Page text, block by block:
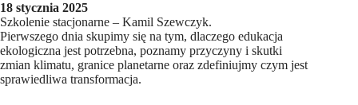
18 stycznia 2025
Szkolenie stacjonarne – Kamil Szewczyk.
Pierwszego dnia skupimy się na tym, dlaczego edukacja
ekologiczna jest potrzebna, poznamy przyczyny i skutki
zmian klimatu, granice planetarne oraz zdefiniujmy czym jest
sprawiedliwa transformacja.